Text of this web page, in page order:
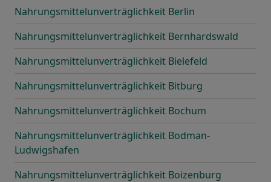
Nahrungsmittelunverträglichkeit Berlin
Nahrungsmittelunverträglichkeit Bernhardswald
Nahrungsmittelunverträglichkeit Bielefeld
Nahrungsmittelunverträglichkeit Bitburg
Nahrungsmittelunverträglichkeit Bochum
Nahrungsmittelunverträglichkeit Bodman-
Ludwigshafen
Nahrungsmittelunverträglichkeit Boizenburg